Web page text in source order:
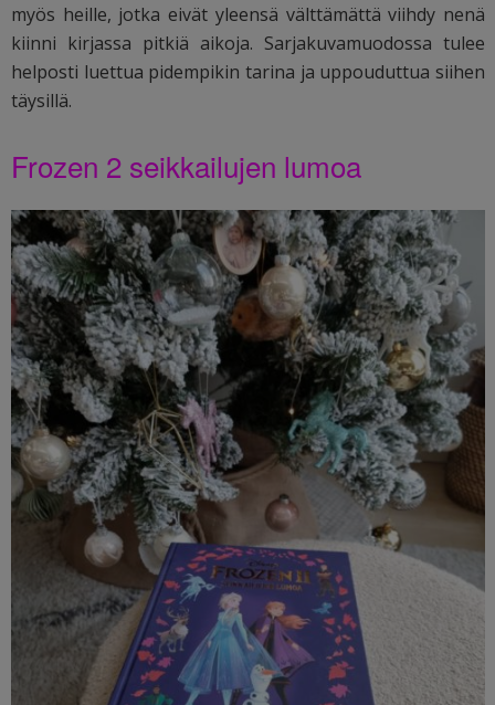
myös heille, jotka eivät yleensä välttämättä viihdy nenä
kiinni kirjassa pitkiä aikoja. Sarjakuvamuodossa tulee
helposti luettua pidempikin tarina ja uppouduttua siihen
täysillä.
Frozen 2 seikkailujen lumoa